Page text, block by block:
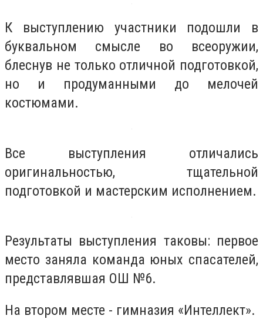
К выступлению участники подошли в
буквальном смысле во всеоружии,
блеснув не только отличной подготовкой,
но и продуманными до мелочей
костюмами.
Все выступления отличались
оригинальностью, тщательной
подготовкой и мастерским исполнением.
Результаты выступления таковы: первое
место заняла команда юных спасателей,
представлявшая ОШ №6.
На втором месте - гимназия «Интеллект».